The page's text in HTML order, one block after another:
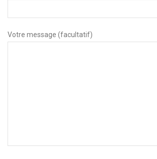
Votre message (facultatif)